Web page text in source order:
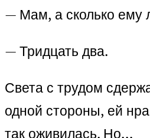
— Мам, а сколько ему
— Тридцать два.
Света с трудом
одной стороны, ей
так оживилась. Но…